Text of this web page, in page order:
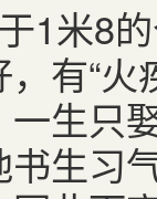
1米8
有“
生只
生习